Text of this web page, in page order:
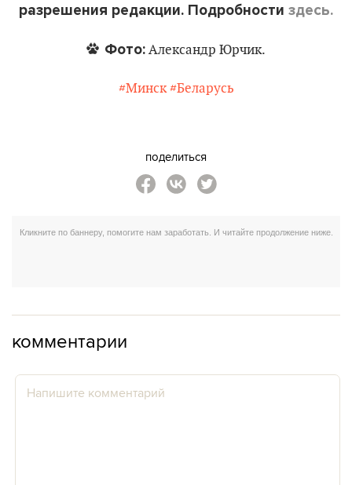
разрешения редакции. Подробности здесь.
Фото: Александр Юрчик.
#Минск #Беларусь
поделиться
комментарии